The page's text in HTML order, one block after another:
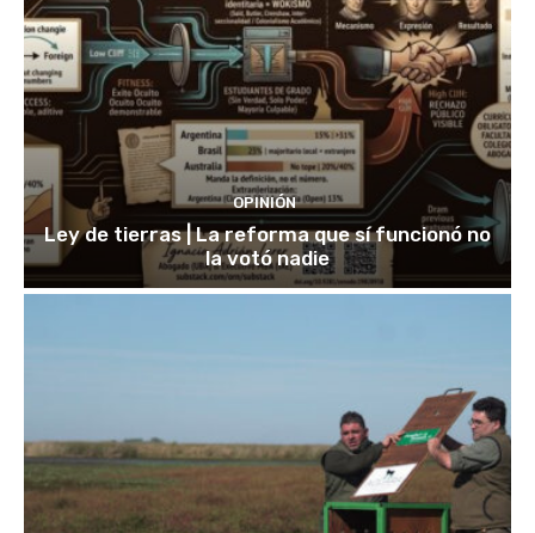
OPINIÓN
Ley de tierras | La reforma que sí funcionó no
la votó nadie